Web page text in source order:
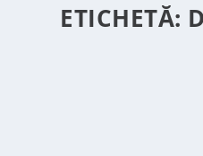
ETICHETĂ: